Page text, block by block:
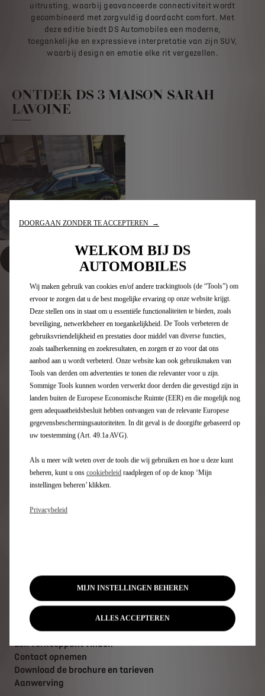
uitrusting, waarbij geavanceerde connectiviteit wordt
gecombineerd met zorgvuldig doordacht comfort. Met
deze editie biedt DS Automobiles een moderne,
toegankelijke en expressieve interpretatie van zijn SUV,
waarbij design en emotie elke rit vergezellen.
ONTDEK DS 3 MAISON SARAH
LAVOINE
Ontdek DS 3 Maison
Inschrijving nieuwsbrief
DS Gamma
Elektrische wagen
Oplaadbare hybridewagen
SUV
Limited editions DS
Schat uw overname
Professionals aanbiedingen
Opladen en elektrisch rijbereik
Technologiëen
DS Financieringsoplossingen
Een verkooppunt vinden
Contact opnemen
Download de brochure en tarieven
Aanwerving
DOORGAAN ZONDER TE ACCEPTEREN →
WELKOM BIJ DS
AUTOMOBILES
Wij maken gebruik van cookies en/of andere trackingtools (de “Tools”) om
ervoor te zorgen dat u de best mogelijke ervaring op onze website krijgt.
Deze stellen ons in staat om u essentiële functionaliteiten te bieden, zoals
beveiliging, netwerkbeheer en toegankelijkheid. De Tools verbeteren de
gebruiksvriendelijkheid en prestaties door middel van diverse functies,
zoals taalherkenning en zoekresultaten, en zorgen er zo voor dat ons
aanbod aan u wordt verbeterd. Onze website kan ook gebruikmaken van
Tools van derden om advertenties te tonen die relevanter voor u zijn.
Sommige Tools kunnen worden verwerkt door derden die gevestigd zijn in
landen buiten de Europese Economische Ruimte (EER) en die mogelijk nog
geen adequaatheidsbesluit hebben ontvangen van de relevante Europese
gegevensbeschermingsautoriteiten. In dit geval is de doorgifte gebaseerd op
uw toestemming (Art. 49.1a AVG).
Als u meer wilt weten over de tools die wij gebruiken en hoe u deze kunt
beheren, kunt u ons cookiebeleid raadplegen of op de knop ‘Mijn
instellingen beheren’ klikken.
Privacybeleid
MIJN INSTELLINGEN BEHEREN
ALLES ACCEPTEREN